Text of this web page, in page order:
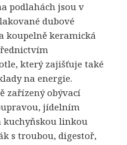
podlahách jsou v
dubové
koupelně keramická
který zajišťuje také
na energie.
zařízený obývací
jídelním
kuchyňskou linkou
s troubou, digestoř,